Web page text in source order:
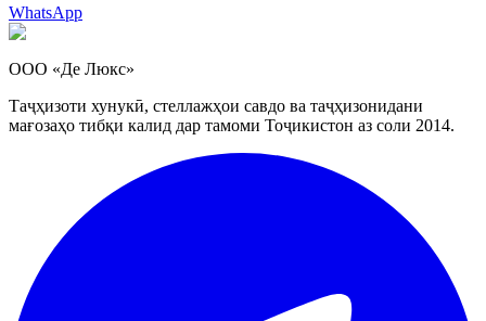
WhatsApp
ООО «Де Люкс»
Таҷҳизоти хунукӣ, стеллажҳои савдо ва таҷҳизонидани
мағозаҳо тибқи калид дар тамоми Тоҷикистон аз соли 2014.